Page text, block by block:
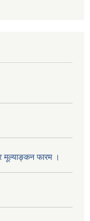
मूल्याङ्कन फारम ।